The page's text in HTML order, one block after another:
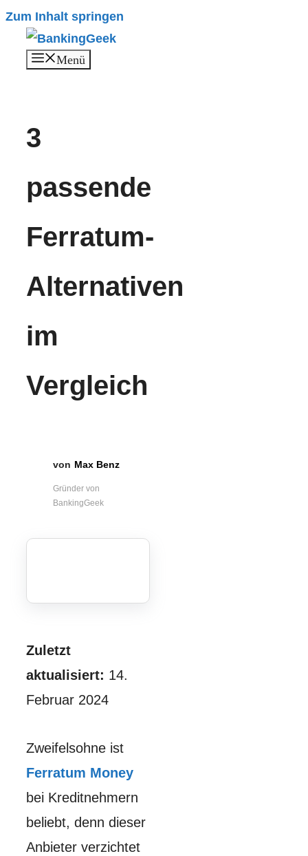
Zum Inhalt springen
Menü
3
passende
Ferratum-
Alternativen
im
Vergleich
Max Benz
Gründer von
BankingGeek
Zuletzt
aktualisiert: 14.
Februar 2024
Zweifelsohne ist
Ferratum Money
bei Kreditnehmern
beliebt, denn dieser
Anbieter verzichtet